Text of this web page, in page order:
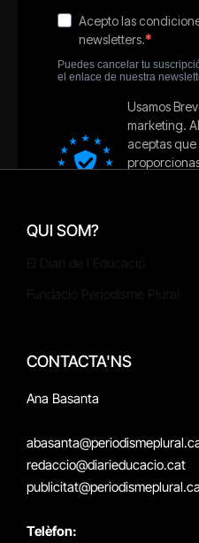
QUI SOM?
CONTACTA'NS
Ana Basanta
redaccio@diarieducacio.cat
Telèfon: